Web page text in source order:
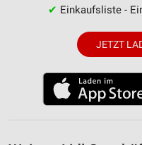
✔ Einkaufsliste -
JETZT
Messung der
Analyse von Zielgruppen
Kombinationen von
Entwicklung und